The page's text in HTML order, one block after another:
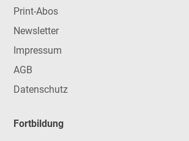
Print-Abos
Newsletter
Impressum
AGB
Datenschutz
Fortbildung